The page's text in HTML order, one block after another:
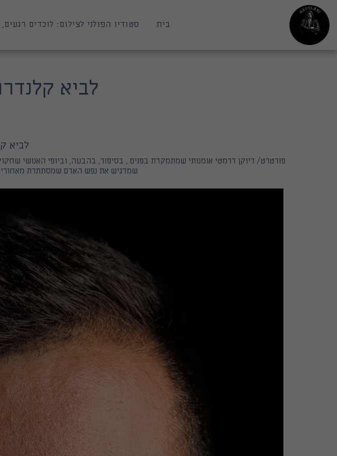
בית סטודיו הפולני לצילום: לוכדים
לביא
לביא
פורטרט/ דיוקן דרמטי אומנותי שמתמקדת בפנים , בסיפור, בהבעה, וביופי האנושי
שמדגיש את נפש האדם שמסתתרת מאחורי הפנים. צולם